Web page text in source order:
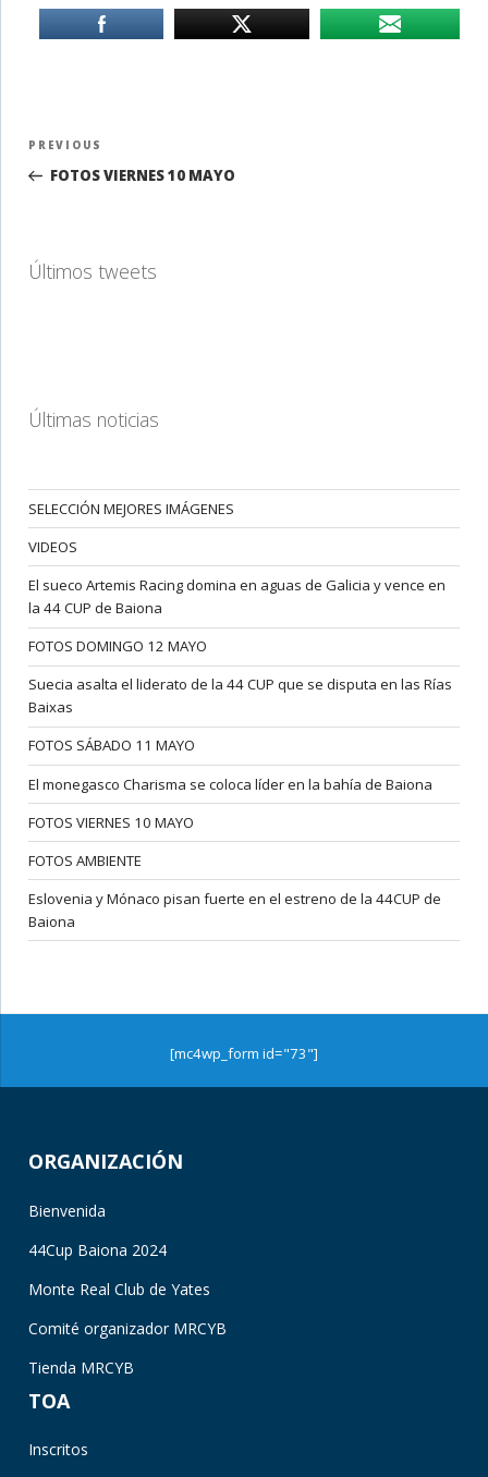
Navegación
entradas
Previous
Post
PREVIOUS
FOTOS VIERNES 10 MAYO
Últimos tweets
Últimas noticias
SELECCIÓN MEJORES IMÁGENES
VIDEOS
El sueco Artemis Racing domina en aguas de Galicia y vence en
la 44 CUP de Baiona
FOTOS DOMINGO 12 MAYO
Suecia asalta el liderato de la 44 CUP que se disputa en las Rías
Baixas
FOTOS SÁBADO 11 MAYO
El monegasco Charisma se coloca líder en la bahía de Baiona
FOTOS VIERNES 10 MAYO
FOTOS AMBIENTE
Eslovenia y Mónaco pisan fuerte en el estreno de la 44CUP de
Baiona
[mc4wp_form id="73"]
ORGANIZACIÓN
Bienvenida
44Cup Baiona 2024
Monte Real Club de Yates
Comité organizador MRCYB
Tienda MRCYB
TOA
Inscritos